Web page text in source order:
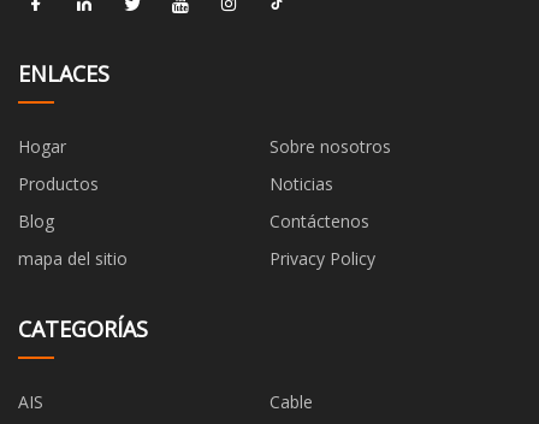
ENLACES
Hogar
Sobre nosotros
Productos
Noticias
Blog
Contáctenos
mapa del sitio
Privacy Policy
CATEGORÍAS
AIS Cable